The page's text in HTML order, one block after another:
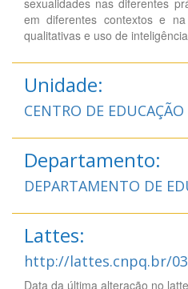
em diferentes contextos e
qualitativas e uso de
Unidade:
CENTRO DE
Departamento:
DEPARTAMENTO DE
Lattes:
http://lattes.cnpq.br/
Data da última alteração no